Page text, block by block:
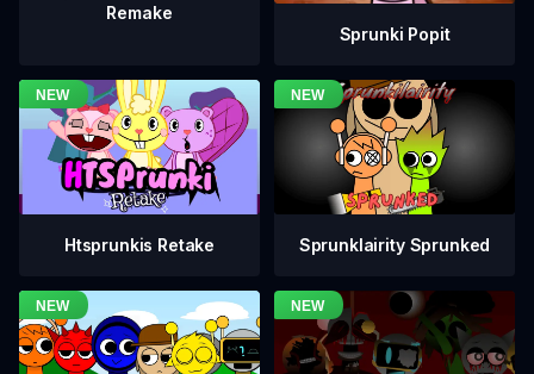
Remake
Sprunki Popit
Htsprunkis Retake Sprunklairity Sprunked